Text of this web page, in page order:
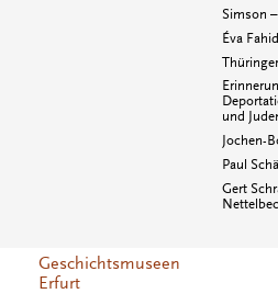
Simson
Éva
und
Jochen-
Paul
Gert
Geschichtsmuseen
Erfurt